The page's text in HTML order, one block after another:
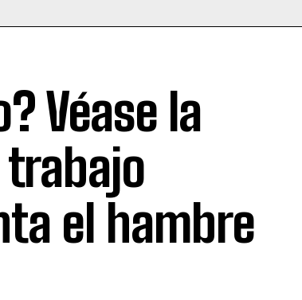
Véase la
el hambre